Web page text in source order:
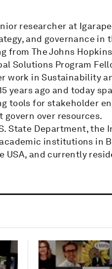
researcher at
and governance in
from The Johns
Solutions Program
work in Sustainability
years ago and today
tools for stakeholder
over resources.
State Department, the
institutions in
USA, and currently